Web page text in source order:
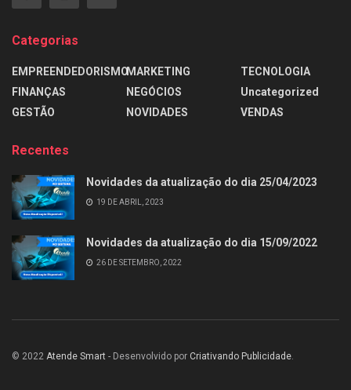
Categorias
EMPREENDEDORISMO
FINANÇAS
GESTÃO
MARKETING
NEGÓCIOS
NOVIDADES
TECNOLOGIA
Uncategorized
VENDAS
Recentes
Novidades da atualização do dia 25/04/2023
19 DE ABRIL, 2023
Novidades da atualização do dia 15/09/2022
26 DE SETEMBRO, 2022
© 2022 Atende Smart - Desenvolvido por Criativando Publicidade.